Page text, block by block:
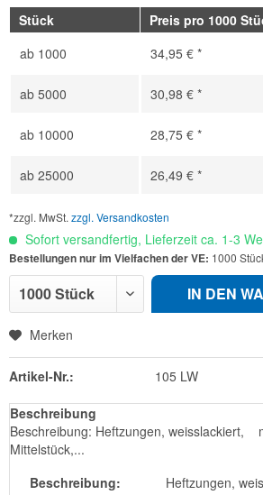
Stück
Preis pro 1000
ab 1000 34,95 € *
ab 5000 30,98 € *
ab 10000 28,75 € *
ab 25000 26,49 € *
*zzgl. MwSt. zzgl. Versandkosten
Sofort versandfertig, Lieferzeit ca. 1-3
Bestellungen nur im Vielfachen der VE: 1000
IN DEN
Merken
Artikel-Nr.: 105 LW
Beschreibung
Beschreibung: Heftzungen, weisslackiert,
Mittelstück,...
Beschreibung:
Heftzungen,